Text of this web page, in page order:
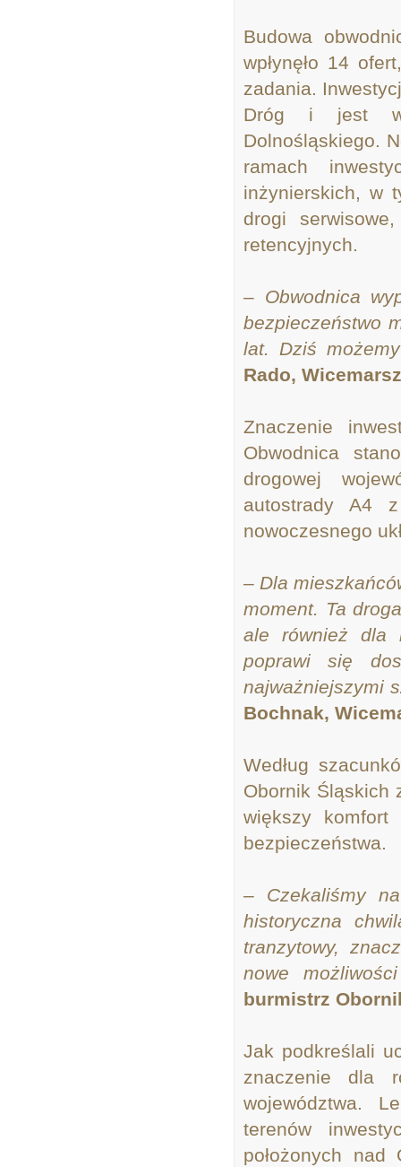
Budowa
wpłynęło 14
zadania.
Dróg i jest
Dolnośląskiego.
ramach
inżynierskich, w
drogi
retencyjnych.
– Obwodnica
bezpieczeństwo
lat. Dziś
Rado,
Znaczenie
Obwodnica
drogowej
autostrady A4
nowoczesnego
– Dla
moment. Ta
ale również dla
poprawi się
najważniejszymi
Bochnak,
Według
Obornik Śląskich
większy komfort
bezpieczeństwa.
– Czekaliśmy
historyczna
tranzytowy,
nowe
burmistrz
Jak podkreślali
znaczenie dla
województwa.
terenów
położonych nad